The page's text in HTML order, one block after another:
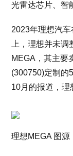
光雷达芯片、智
2023年理想汽
上，理想并未
MEGA，其主要
(300750)定制的
10月的报道，理
理想MEGA 图源